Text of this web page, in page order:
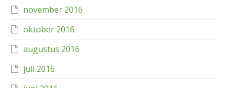
november 2016
oktober 2016
augustus 2016
juli 2016